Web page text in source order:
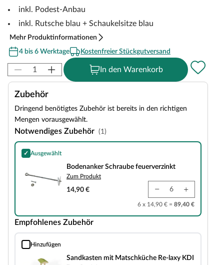
inkl. Podest-Anbau
inkl. Rutsche blau + Schaukelsitze blau
Mehr Produktinformationen
4 bis 6 Werktage
Kostenfreier Stückgutversand
In den Warenkorb
Zubehör
Dringend benötigtes Zubehör ist bereits in den richtigen
Mengen vorausgewählt.
Notwendiges Zubehör (1)
✓ Ausgewählt
Bodenanker Schraube feuerverzinkt
Bodenanker Schraube feuerverzinkt
Zum Produkt
14,90 €
6 x 14,90 € = 89,40 €
Empfohlenes Zubehör
Hinzufügen
Sandkasten mit Matschküche Re-laxy KDI
Sandkasten mit Matschküche Re-laxy KDI